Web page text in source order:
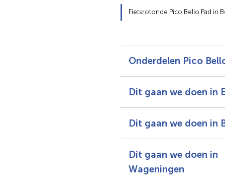
Fietsrotonde Pico Bello Pad in
Onderdelen Pico
Dit gaan we doen in
Dit gaan we doen in
Dit gaan we doen in
Wageningen